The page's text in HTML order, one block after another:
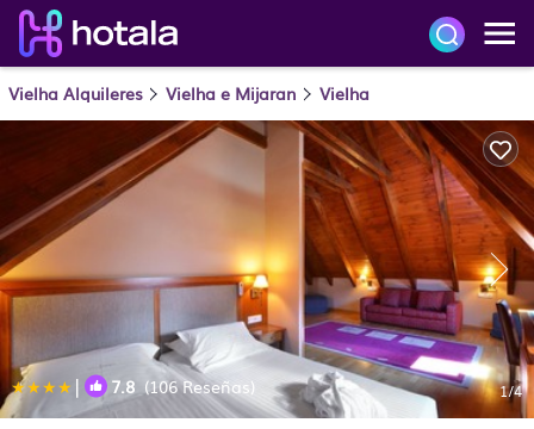
Vielha Alquileres Vielha e Mijaran Vielha
| 7.8 (106 Reseñas) 1/4